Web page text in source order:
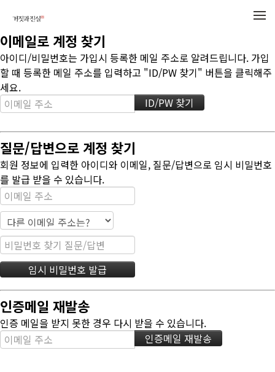
이메일로 계정 찾기
아이디/비밀번호는 가입시 등록한 메일 주소로 알려드립니다. 가입
할 때 등록한 메일 주소를 입력하고 "ID/PW 찾기" 버튼을 클릭해주
세요.
질문/답변으로 계정 찾기
회원 정보에 입력한 아이디와 이메일, 질문/답변으로 임시 비밀번호
를 발급 받을 수 있습니다.
인증메일 재발송
인증 메일을 받지 못한 경우 다시 받을 수 있습니다.